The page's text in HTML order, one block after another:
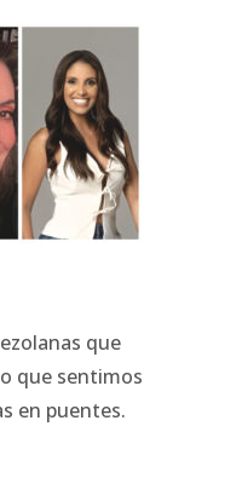
que
que sentimos
en puentes.